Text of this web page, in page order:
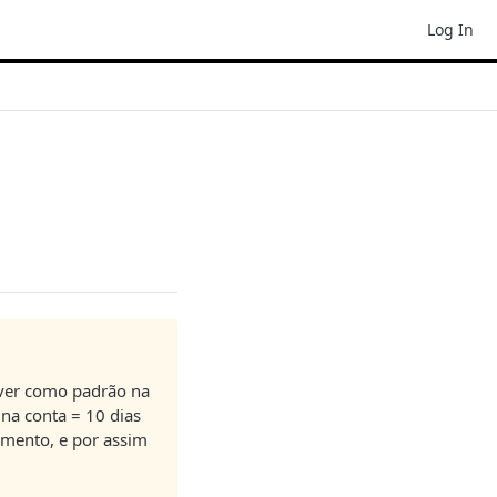
Log In
como padrão na
conta = 10 dias
e por assim